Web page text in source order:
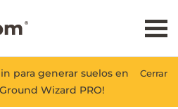
Cerrar
para generar suelos en
Wizard PRO!